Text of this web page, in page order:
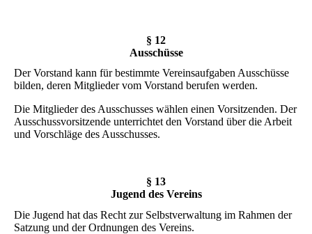
§ 12
Ausschüsse
Der Vorstand kann für bestimmte Vereinsaufgaben Ausschüsse
bilden, deren Mitglieder vom Vorstand berufen werden.
Die Mitglieder des Ausschusses wählen einen Vorsitzenden. Der
Ausschussvorsitzende unterrichtet den Vorstand über die Arbeit
und Vorschläge des Ausschusses.
§ 13
Jugend des Vereins
Die Jugend hat das Recht zur Selbstverwaltung im Rahmen der
Satzung und der Ordnungen des Vereins.